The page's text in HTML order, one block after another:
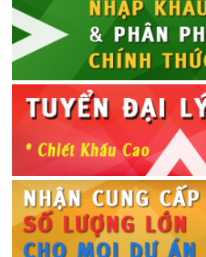
Giá Treo 2 Màn Hình Máy Tính
Giá gốc:1 250
1 030 000